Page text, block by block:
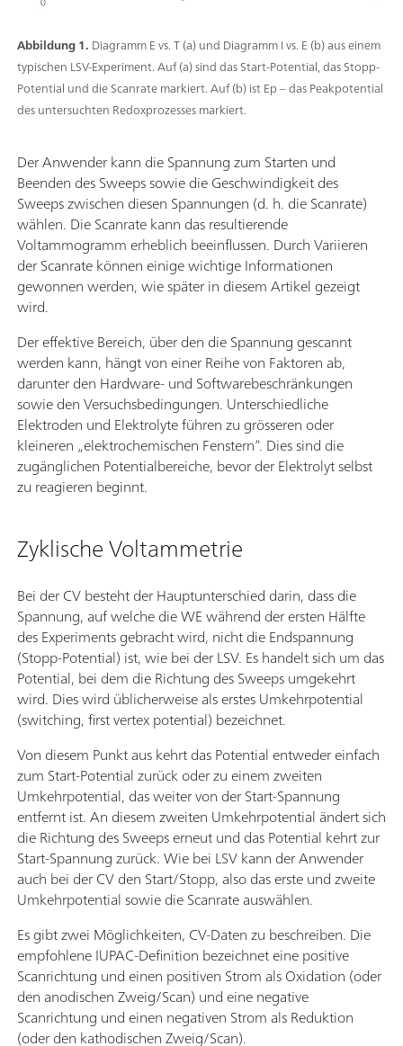
Abbildung 1. Diagramm E vs. T (a) und Diagramm I vs. E (b) aus einem
typischen LSV-Experiment. Auf (a) sind das Start-Potential, das Stopp-
Potential und die Scanrate markiert. Auf (b) ist Ep – das Peakpotential
des untersuchten Redoxprozesses markiert.
Der Anwender kann die Spannung zum Starten und
Beenden des Sweeps sowie die Geschwindigkeit des
Sweeps zwischen diesen Spannungen (d. h. die Scanrate)
wählen. Die Scanrate kann das resultierende
Voltammogramm erheblich beeinflussen. Durch Variieren
der Scanrate können einige wichtige Informationen
gewonnen werden, wie später in diesem Artikel gezeigt
wird.
Der effektive Bereich, über den die Spannung gescannt
werden kann, hängt von einer Reihe von Faktoren ab,
darunter den Hardware- und Softwarebeschränkungen
sowie den Versuchsbedingungen. Unterschiedliche
Elektroden und Elektrolyte führen zu grösseren oder
kleineren „elektrochemischen Fenstern“. Dies sind die
zugänglichen Potentialbereiche, bevor der Elektrolyt selbst
zu reagieren beginnt.
Zyklische Voltammetrie
Bei der CV besteht der Hauptunterschied darin, dass die
Spannung, auf welche die WE während der ersten Hälfte
des Experiments gebracht wird, nicht die Endspannung
(Stopp-Potential) ist, wie bei der LSV. Es handelt sich um das
Potential, bei dem die Richtung des Sweeps umgekehrt
wird. Dies wird üblicherweise als erstes Umkehrpotential
(switching, first vertex potential) bezeichnet.
Von diesem Punkt aus kehrt das Potential entweder einfach
zum Start-Potential zurück oder zu einem zweiten
Umkehrpotential, das weiter von der Start-Spannung
entfernt ist. An diesem zweiten Umkehrpotential ändert sich
die Richtung des Sweeps erneut und das Potential kehrt zur
Start-Spannung zurück. Wie bei LSV kann der Anwender
auch bei der CV den Start/Stopp, also das erste und zweite
Umkehrpotential sowie die Scanrate auswählen.
Es gibt zwei Möglichkeiten, CV-Daten zu beschreiben. Die
empfohlene IUPAC-Definition bezeichnet eine positive
Scanrichtung und einen positiven Strom als Oxidation (oder
den anodischen Zweig/Scan) und eine negative
Scanrichtung und einen negativen Strom als Reduktion
(oder den kathodischen Zweig/Scan).